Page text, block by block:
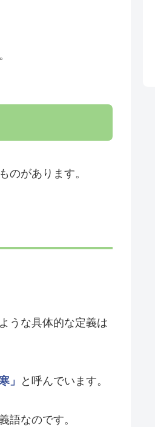
のがあります。
うな具体的な定義は
」 と呼んでいます。
語なのです。